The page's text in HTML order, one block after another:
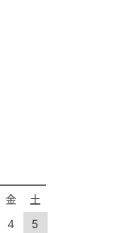
金 土
4 5